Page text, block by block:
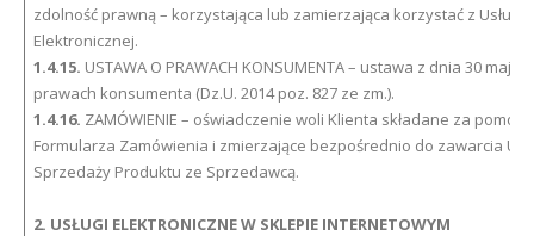
zdolność prawną – korzystająca lub zamierzająca korzystać z Usługi
Elektronicznej.
1.4.15. USTAWA O PRAWACH KONSUMENTA – ustawa z dnia 30 maja
prawach konsumenta (Dz.U. 2014 poz. 827 ze zm.).
1.4.16. ZAMÓWIENIE – oświadczenie woli Klienta składane za pomocą
Formularza Zamówienia i zmierzające bezpośrednio do zawarcia
Sprzedaży Produktu ze Sprzedawcą.
2. USŁUGI ELEKTRONICZNE W SKLEPIE INTERNETOWYM